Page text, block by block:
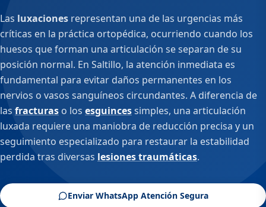
Las luxaciones representan una de las urgencias más
críticas en la práctica ortopédica, ocurriendo cuando los
huesos que forman una articulación se separan de su
posición normal. En Saltillo, la atención inmediata es
fundamental para evitar daños permanentes en los
nervios o vasos sanguíneos circundantes. A diferencia de
las fracturas o los esguincessimples, una articulación
luxada requiere una maniobra de reducción precisa y un
seguimiento especializado para restaurar la estabilidad
perdida tras diversas lesiones traumáticas.
Enviar WhatsApp Atención Segura